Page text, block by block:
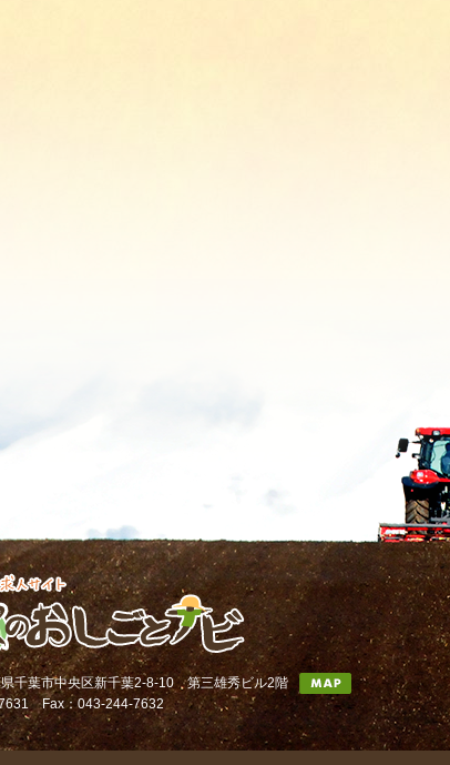
千葉市中央区新千葉2-8-10 第三雄秀ビル2階
Fax：043-244-7632